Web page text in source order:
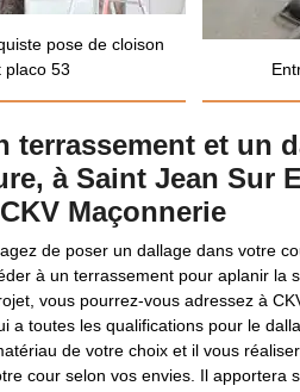
pose de cloison
placo 53
terrassement et un
à Saint Jean Sur
Maçonnerie
de poser un dallage dans votre
à un terrassement pour aplanir la
vous pourrez-vous adressez à
a toutes les qualifications pour le
de votre choix et il vous
cour selon vos envies. Il apportera